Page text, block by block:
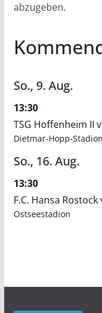
abzugeben.
So., 9. Aug.
13:30
TSG Hoffenheim II
Dietmar-Hopp-Stadion
So., 16. Aug.
13:30
F.C. Hansa
Ostseestadion